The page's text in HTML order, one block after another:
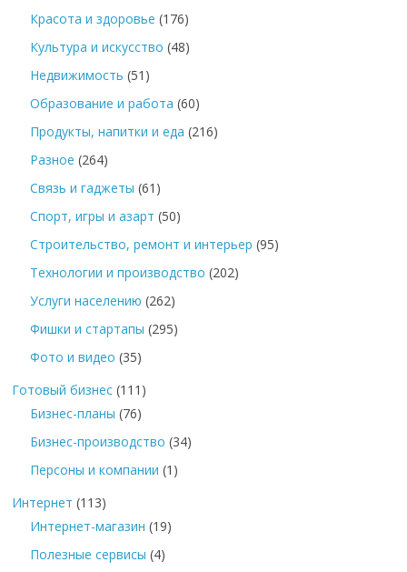
Красота и здоровье (176)
Культура и искусство (48)
Недвижимость (51)
Образование и работа (60)
Продукты, напитки и еда (216)
Разное (264)
Связь и гаджеты (61)
Спорт, игры и азарт (50)
Строительство, ремонт и интерьер (95)
Технологии и производство (202)
Услуги населению (262)
Фишки и стартапы (295)
Фото и видео (35)
Готовый бизнес (111)
Бизнес-планы (76)
Бизнес-производство (34)
Персоны и компании (1)
Интернет (113)
Интернет-магазин (19)
Полезные сервисы (4)